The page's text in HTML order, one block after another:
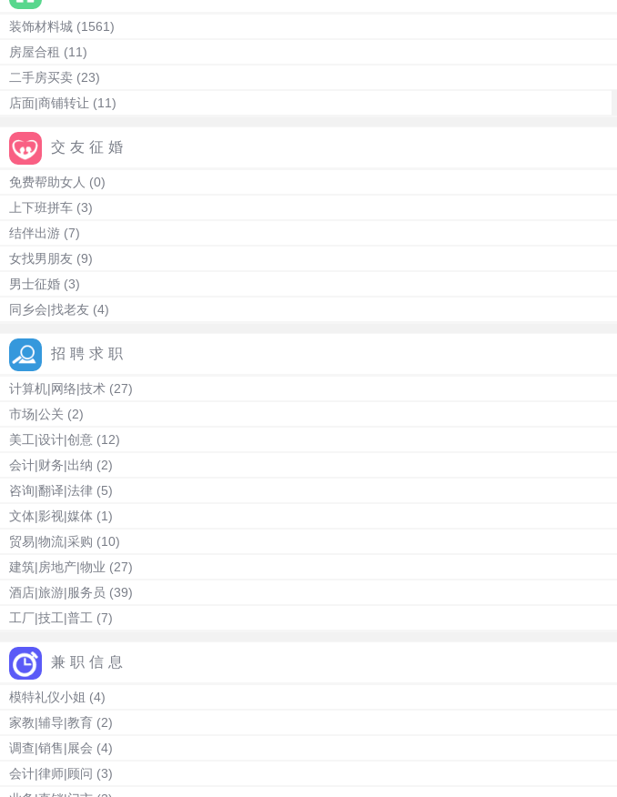
装饰材料城 (1561)
房屋合租 (11)
二手房买卖 (23)
店面|商铺转让 (11)
交友征婚
免费帮助女人 (0)
上下班拼车 (3)
结伴出游 (7)
女找男朋友 (9)
男士征婚 (3)
同乡会|找老友 (4)
招聘求职
计算机|网络|技术 (27)
市场|公关 (2)
美工|设计|创意 (12)
会计|财务|出纳 (2)
咨询|翻译|法律 (5)
文体|影视|媒体 (1)
贸易|物流|采购 (10)
建筑|房地产|物业 (27)
酒店|旅游|服务员 (39)
工厂|技工|普工 (7)
兼职信息
模特礼仪小姐 (4)
家教|辅导|教育 (2)
调查|销售|展会 (4)
会计|律师|顾问 (3)